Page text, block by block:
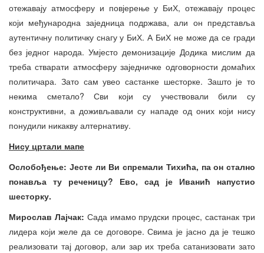
отежавају атмосферу и повјерење у БиХ, отежавају процес
који међународна заједница подржава, али он представља
аутентичну политичку снагу у БиХ. А БиХ не може да се гради
без једног народа. Умјесто демонизације Додика мислим да
треба стварати атмосферу заједничке одговорности домаћих
политичара. Зато сам увео састанке шесторке. Зашто је то
некима сметало? Сви који су учествовали били су
конструктивни, а доживљавали су нападе од оних који нису
понудили никакву алтернативу.
Нису цртали мапе
Ослобођење: Јесте ли Ви спремали Тихића, па он стално
понавља ту реченицу? Ево, сад је Иванић напустио
шесторку.
Мирослав Лајчак: Сада имамо прудски процес, састанак три
лидера који желе да се договоре. Свима је јасно да је тешко
реализовати тај договор, али зар их треба сатанизовати зато